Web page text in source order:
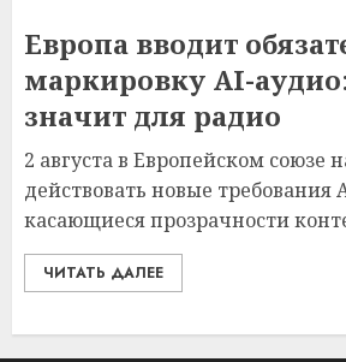
Европа вводит
маркировку AI-
значит для радио
2 августа в Европейском союзе
действовать новые требования
касающиеся прозрачности
ЧИТАТЬ ДАЛЕЕ